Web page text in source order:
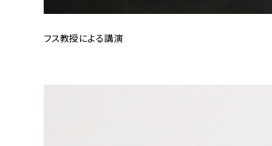
フス教授による講演